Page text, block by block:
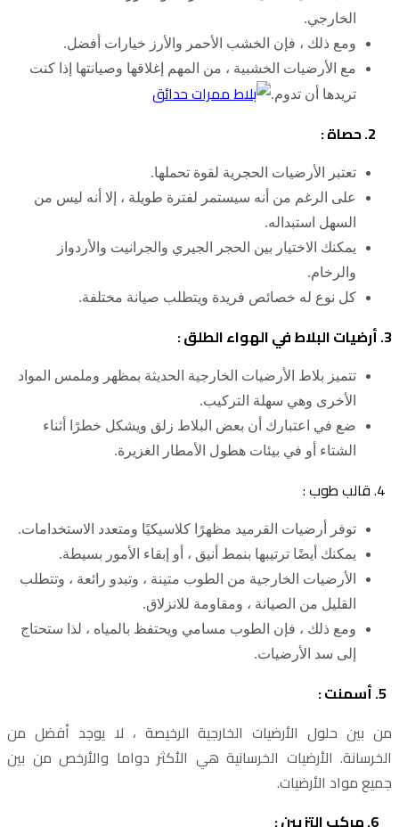
الخارجي.
ومع ذلك ، فإن الخشب الأحمر والأرز خيارات أفضل.
مع الأرضيات الخشبية ، من المهم إغلاقها وصيانتها إذا كنت
تريدها أن تدوم.
تعتبر الأرضيات الحجرية لقوة تحملها.
على الرغم من أنه سيستمر لفترة طويلة ، إلا أنه ليس من
السهل استبداله.
يمكنك الاختيار بين الحجر الجيري والجرانيت والأردواز
والرخام.
كل نوع له خصائص فريدة ويتطلب صيانة مختلفة.
3. أرضيات البلاط في الهواء الطلق :
تتميز بلاط الأرضيات الخارجية الحديثة بمظهر وملمس المواد
الأخرى وهي سهلة التركيب.
ضع في اعتبارك أن بعض البلاط زلق ويشكل خطرًا أثناء
الشتاء أو في بيئات هطول الأمطار الغزيرة.
توفر أرضيات القرميد مظهرًا كلاسيكيًا ومتعدد الاستخدامات.
يمكنك أيضًا ترتيبها بنمط أنيق ، أو إبقاء الأمور بسيطة.
الأرضيات الخارجية من الطوب متينة ، وتبدو رائعة ، وتتطلب
القليل من الصيانة ، ومقاومة للانزلاق.
ومع ذلك ، فإن الطوب مسامي ويحتفظ بالمياه ، لذا ستحتاج
إلى سد الأرضيات.
من بين حلول الأرضيات الخارجية الرخيصة ، لا يوجد أفضل من
الخرسانة. الأرضيات الخرسانية هي الأكثر دواما والأرخص من بين
جميع مواد الأرضيات.